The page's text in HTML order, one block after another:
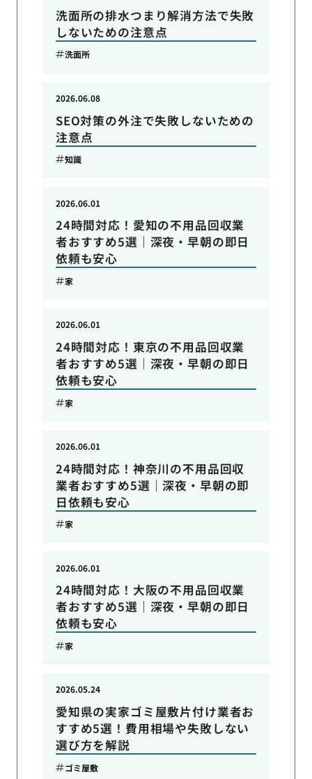
洗面所の排水つまり解消方法で失敗
しないための注意点
洗面所
SEO対策の外注で失敗しないための
注意点
2026.06.08
知識
24時間対応！愛知の不用品回収業
者おすすめ5選｜深夜・早朝の即日
依頼も安心
2026.06.01
家
24時間対応！東京の不用品回収業
者おすすめ5選｜深夜・早朝の即日
依頼も安心
2026.06.01
家
24時間対応！神奈川の不用品回収
業者おすすめ5選｜深夜・早朝の即
日依頼も安心
2026.06.01
家
24時間対応！大阪の不用品回収業
者おすすめ5選｜深夜・早朝の即日
依頼も安心
2026.06.01
家
愛知県の実家ゴミ屋敷片付け業者お
すすめ5選！費用相場や失敗しない
選び方を解説
2026.05.24
ゴミ屋敷